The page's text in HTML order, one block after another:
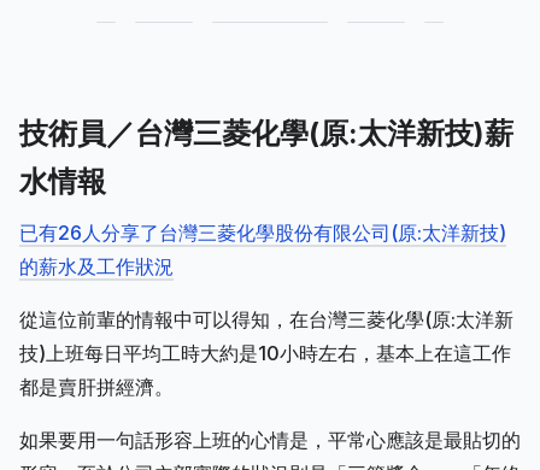
技術員／台灣三菱化學(原:太洋新技)薪
水情報
已有26人分享了台灣三菱化學股份有限公司(原:太洋新技)
的薪水及工作狀況
從這位前輩的情報中可以得知，在台灣三菱化學(原:太洋新
技)上班每日平均工時大約是10小時左右，基本上在這工作
都是賣肝拼經濟。
如果要用一句話形容上班的心情是，平常心應該是最貼切的